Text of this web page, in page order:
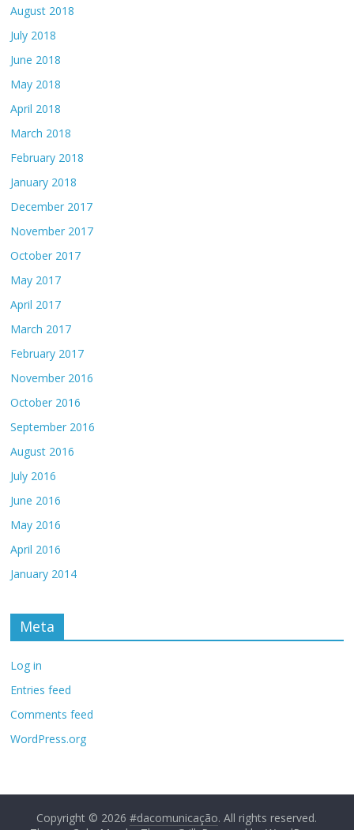
August 2018
July 2018
June 2018
May 2018
April 2018
March 2018
February 2018
January 2018
December 2017
November 2017
October 2017
May 2017
April 2017
March 2017
February 2017
November 2016
October 2016
September 2016
August 2016
July 2016
June 2016
May 2016
April 2016
January 2014
Meta
Log in
Entries feed
Comments feed
WordPress.org
Copyright © 2026#dacomunicação. All rights reserved.